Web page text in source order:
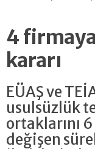
4
kararı
EÜAŞ ve
usulsüzlük
ortaklarını 6
değişen